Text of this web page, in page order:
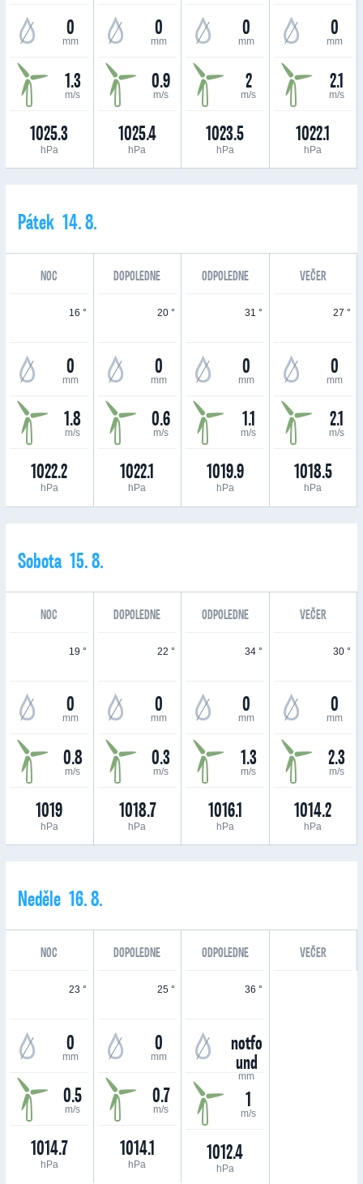
0
mm
1.3
m/s
1025.3
hPa
0
mm
0.9
m/s
1025.4
hPa
0
mm
2
m/s
1023.5
hPa
0
mm
2.1
m/s
1022.1
hPa
Pátek 14. 8.
NOC DOPOLEDNE ODPOLEDNE VEČER
16 °
0
mm
1.8
m/s
1022.2
hPa
20 °
0
mm
0.6
m/s
1022.1
hPa
31 °
0
mm
1.1
m/s
1019.9
hPa
27 °
0
mm
2.1
m/s
1018.5
hPa
Sobota 15. 8.
NOC DOPOLEDNE ODPOLEDNE VEČER
19 °
0
mm
0.8
m/s
1019
hPa
22 °
0
mm
0.3
m/s
1018.7
hPa
34 °
0
mm
1.3
m/s
1016.1
hPa
30 °
0
mm
2.3
m/s
1014.2
hPa
Neděle 16. 8.
NOC DOPOLEDNE ODPOLEDNE VEČER
23 °
0
mm
0.5
m/s
1014.7
hPa
25 °
0
mm
0.7
m/s
1014.1
hPa
36 °
notfo
und
mm
1
m/s
1012.4
hPa